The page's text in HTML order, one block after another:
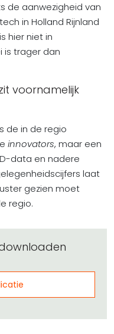
de aanwezigheid van
in Holland Rijnland
hier niet in
is trager dan
voornamelijk
de in de regio
innovators, maar een
data en nadere
laat
gezien moet
regio.